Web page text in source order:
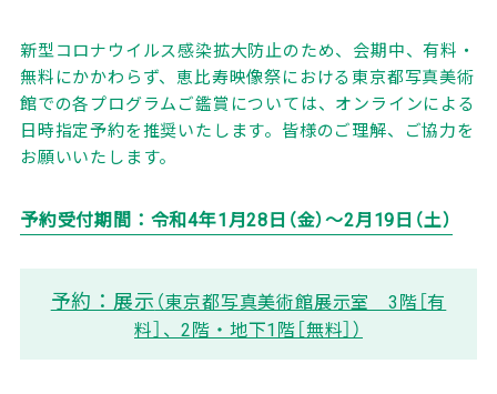
新型コロナウイルス感染拡大防止のため、会期中、有料・
無料にかかわらず、恵比寿映像祭における東京都写真美術
館での各プログラムご鑑賞については、オンラインによる
日時指定予約を推奨いたします。皆様のご理解、ご協力を
お願いいたします。
予約受付期間：令和4年1月28日（金）～2月19日（土）
予約：展示 （東京都写真美術館展示室 3階［有
料］、2階・地下1階［無料］）